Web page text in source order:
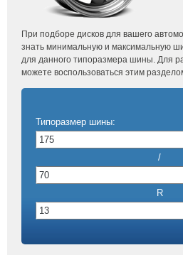
При подборе дисков для вашего
знать минимальную и максимальную
для данного типоразмера шины. Для
можете воспользоваться этим
Типоразмер шины:
/
R